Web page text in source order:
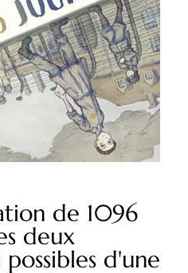
de 1096
deux
d'une